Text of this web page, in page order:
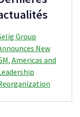
Group
New
Americas and